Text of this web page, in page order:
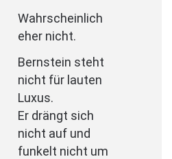
Wahrscheinlich
eher nicht.
Bernstein steht
nicht für lauten
Luxus.
Er drängt sich
nicht auf und
funkelt nicht um